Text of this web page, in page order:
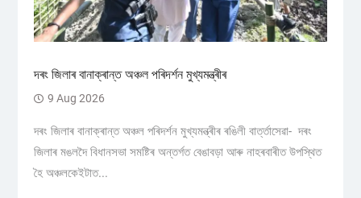
দৰং জিলাৰ বানাক্ৰান্ত অঞ্চল পৰিদৰ্শন মুখ্যমন্ত্ৰীৰ
9 Aug 2026
দৰং জিলাৰ বানাক্ৰান্ত অঞ্চল পৰিদৰ্শন মুখ্যমন্ত্ৰীৰ ৰঙিলী বাৰ্ত্তাসেৱা- দৰং
জিলাৰ মঙলদৈ বিধানসভা সমষ্টিৰ অন্তৰ্গত বেঙাবড়া আৰু নাহৰবাৰীত উপস্থিত
হৈ অঞ্চলকেইটাত...